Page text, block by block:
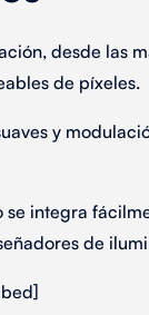
, desde las
de píxeles.
y
se integra
de